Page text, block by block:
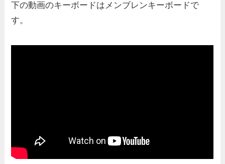
下の動画のキーボードはメンブレンキーボードで
す。